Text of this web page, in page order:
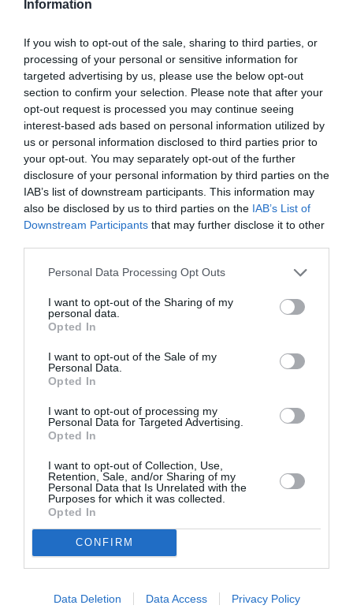
Information
If you wish to opt-out of the sale, sharing to third parties, or
processing of your personal or sensitive information for
targeted advertising by us, please use the below opt-out
section to confirm your selection. Please note that after your
opt-out request is processed you may continue seeing
interest-based ads based on personal information utilized by
us or personal information disclosed to third parties prior to
your opt-out. You may separately opt-out of the further
disclosure of your personal information by third parties on the
IAB’s list of downstream participants. This information may
also be disclosed by us to third parties on the IAB’s List of
Downstream Participants that may further disclose it to other
Personal Data Processing Opt Outs
I want to opt-out of the Sharing of my
personal data.
Opted In
I want to opt-out of the Sale of my
Personal Data.
Opted In
I want to opt-out of processing my
Personal Data for Targeted Advertising.
Opted In
I want to opt-out of Collection, Use,
Retention, Sale, and/or Sharing of my
Personal Data that Is Unrelated with the
Purposes for which it was collected.
Opted In
CONFIRM
Data Deletion Data Access Privacy Policy
https://www.facebook.com/oadaiskaioparafron/
Διαβάστε επίσης:
Ο Αδαής και ο Παράφρων του Τόμας Μπέρνχαρντ στο
Θέατρο του Ιδρύματος Μ. Κακογιάννης\\
Ο Αδαής και ο Παράφρων – Τόμας Μπέρνχαρντ
Ταυτότητα Εκδήλωσης
Τοποθεσία:
Ίδρυμα Μιχάλης Κακογιάννης, Πειραιώς 206, Ταύρος
Ίδρυμα Μιχάλης Κακογιάννης
Ακολουθήστε το Culturenow.gr στο Google News
μάθετε πρώτοι όλες τις ειδήσεις
Δείτε όλα τατελευταία νέαγια την Τέχνη και τον
Πολιτισμό στο
Νέοι Διαγωνισμοί❯
Tags
ΑΝΘΗ ΕΥΣΤΡΑΤΙΑΔΟΥ